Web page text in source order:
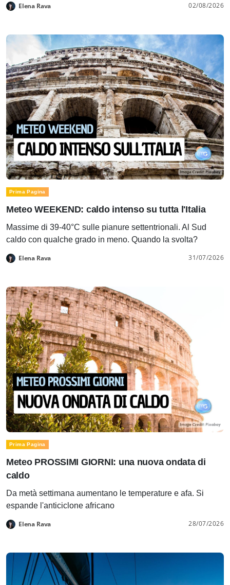
Elena Rava 02/08/2026
Prima Pagina
Meteo WEEKEND: caldo intenso su tutta l'Italia
Massime di 39-40°C sulle pianure settentrionali. Al Sud
caldo con qualche grado in meno. Quando la svolta?
Elena Rava 31/07/2026
Prima Pagina
Meteo PROSSIMI GIORNI: una nuova ondata di
caldo
Da metà settimana aumentano le temperature e afa. Si
espande l'anticiclone africano
Elena Rava 28/07/2026